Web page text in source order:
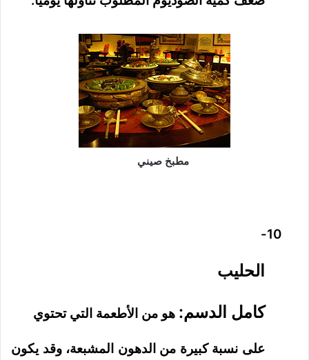
مطبخ صيني
10-
الحليب
كامل الدسم: هو من الأطعمة التي تحتوي
على نسبة كبيرة من الدهون المشبعة، وقد يكون